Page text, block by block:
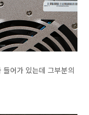
어가 있는데 그부분의